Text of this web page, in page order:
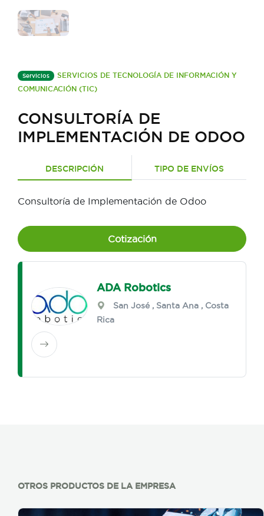
Servicios
SERVICIOS DE TECNOLOGÍA DE INFORMACIÓN Y
COMUNICACIÓN (TIC)
CONSULTORÍA DE
IMPLEMENTACIÓN DE ODOO
DESCRIPCIÓN TIPO DE ENVÍOS
Consultoría de Implementación de Odoo
Cotización
ADA Robotics
San José , Santa Ana , Costa
Rica
OTROS PRODUCTOS DE LA EMPRESA